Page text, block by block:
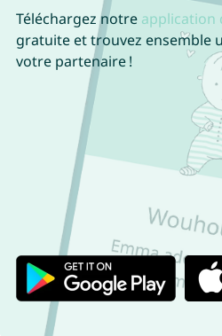
Téléchargez notre application
gratuite et trouvez ensemble
votre partenaire !